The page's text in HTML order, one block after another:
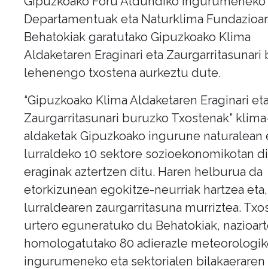
Departamentuak eta Naturklima
Behatokiak garatutako Gipuzkoako Klima
Aldaketaren Eraginari eta Zaurgarritasunari
lehenengo txostena aurkeztu dute.
“Gipuzkoako Klima Aldaketaren Eraginari
Zaurgarritasunari buruzko Txostenak”
aldaketak Gipuzkoako ingurune naturalean
lurraldeko 10 sektore sozioekonomikotan
eraginak aztertzen ditu. Haren helburua da
etorkizunean egokitze-neurriak hartzea
lurraldearen zaurgarritasuna murriztea.
urtero eguneratuko du Behatokiak,
homologatutako 80 adierazle
ingurumeneko eta sektorialen bilakaeraren